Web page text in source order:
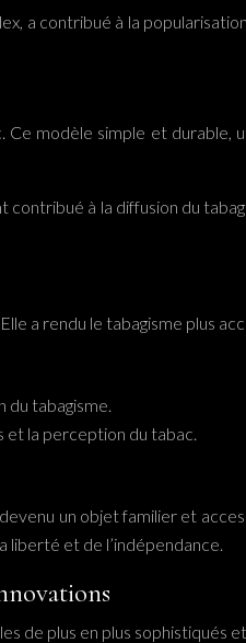
a contribué à la
Ce modèle simple et
à la diffusion du
a rendu le tabagisme plus
du tabagisme.
la perception du tabac.
un objet familier et
liberté et de l’indépendance.
de plus en plus sophistiqués